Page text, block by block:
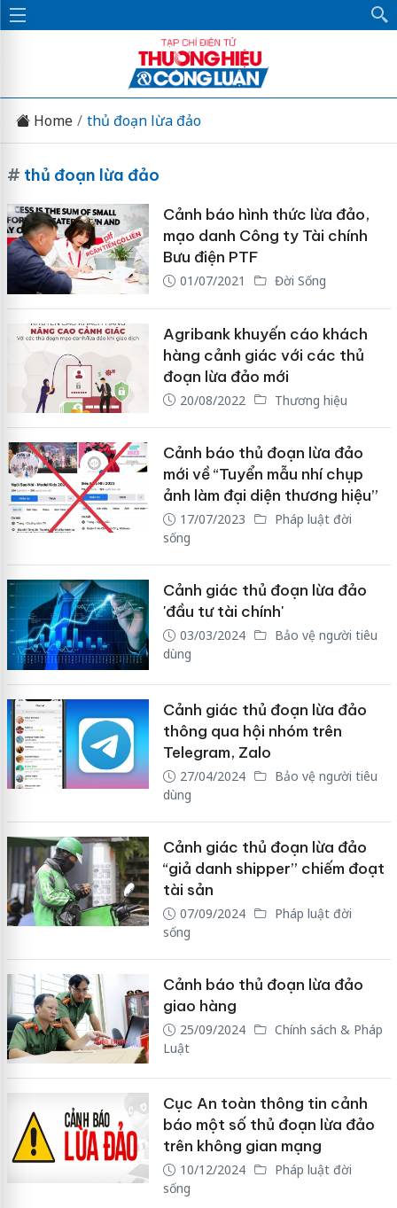
Home thủ đoạn lừa đảo
# thủ đoạn lừa đảo
Cảnh báo hình thức lừa đảo,
mạo danh Công ty Tài chính
Bưu điện PTF
01/07/2021 Đời Sống
Agribank khuyến cáo khách
hàng cảnh giác với các thủ
đoạn lừa đảo mới
20/08/2022 Thương hiệu
Cảnh báo thủ đoạn lừa đảo
mới về “Tuyển mẫu nhí chụp
ảnh làm đại diện thương hiệu”
17/07/2023
Pháp luật đời
sống
Cảnh giác thủ đoạn lừa đảo
'đầu tư tài chính'
03/03/2024
Bảo vệ người tiêu
dùng
Cảnh giác thủ đoạn lừa đảo
thông qua hội nhóm trên
Telegram, Zalo
27/04/2024
Bảo vệ người tiêu
dùng
Cảnh giác thủ đoạn lừa đảo
“giả danh shipper” chiếm đoạt
tài sản
07/09/2024
Pháp luật đời
sống
Cảnh báo thủ đoạn lừa đảo
giao hàng
25/09/2024
Chính sách & Pháp
Luật
Cục An toàn thông tin cảnh
báo một số thủ đoạn lừa đảo
trên không gian mạng
10/12/2024
Pháp luật đời
sống